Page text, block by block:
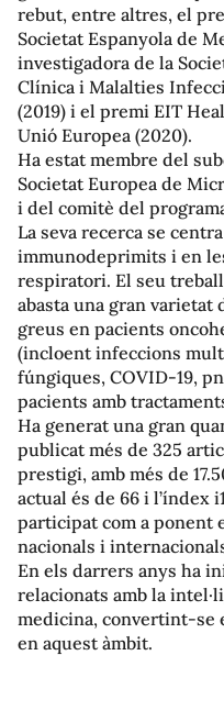
rebut, entre altres, el
Societat Espanyola de
investigadora de la
Clínica i Malalties
(2019) i el premi EIT
Unió Europea (2020).
Ha estat membre del
Societat Europea de
i del comitè del
La seva recerca se
immunodeprimits i en
respiratori. El seu
abasta una gran varietat
greus en pacients
(incloent infeccions
fúngiques, COVID-19,
pacients amb
Ha generat una gran
publicat més de 325
prestigi, amb més de
actual és de 66 i l’índex
participat com a ponent
nacionals i
En els darrers anys ha
relacionats amb la
medicina, convertint-se
en aquest àmbit.